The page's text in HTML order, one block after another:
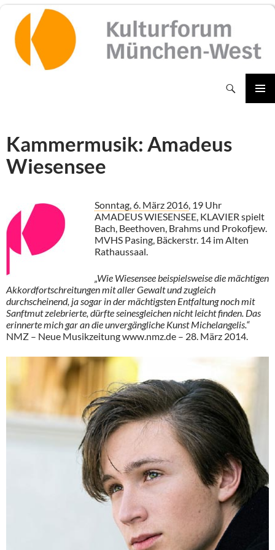
Inhalt
springen
Kammermusik: Amadeus
Wiesensee
Sonntag, 6. März 2016, 19 Uhr
AMADEUS WIESENSEE, KLAVIER spielt
Bach, Beethoven, Brahms und Prokofjew.
MVHS Pasing, Bäckerstr. 14 im Alten
Rathaussaal.
„Wie Wiesensee beispielsweise die mächtigen
Akkordfortschreitungen mit aller Gewalt und zugleich
durchscheinend, ja sogar in der mächtigsten Entfaltung noch mit
Sanftmut zelebrierte, dürfte seinesgleichen nicht leicht finden. Das
erinnerte mich gar an die unvergängliche Kunst Michelangelis.“
NMZ – Neue Musikzeitung www.nmz.de – 28. März 2014.